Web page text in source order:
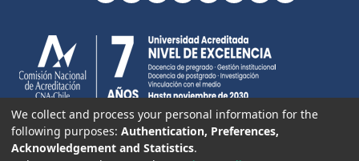
We collect and process your personal information for the
following purposes: Authentication, Preferences,
Acknowledgement and Statistics.